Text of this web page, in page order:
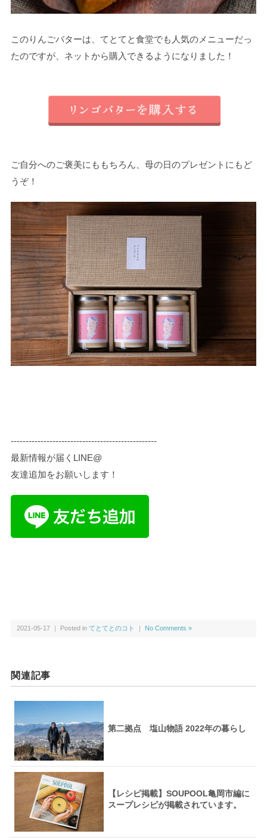
このりんごバターは、てとてと食堂でも人気のメニューだっ
たのですが、ネットから購入できるようになりました！
ご自分へのご褒美にももちろん、母の日のプレゼントにもど
うぞ！
-------------------------------------------------
最新情報が届くLINE@
友達追加をお願いします！
2021-05-17 ｜ Posted in てとてとのコト ｜ No Comments »
関連記事
第二拠点 塩山物語 2022年の暮らし
【レシピ掲載】SOUPOOL亀岡市編に
スープレシピが掲載されています。